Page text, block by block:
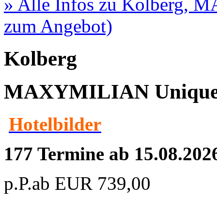
zum Angebot)
Kolberg
MAXYMILIAN
Hotelbilder
177 Termine ab
p.P.ab EUR 739,00